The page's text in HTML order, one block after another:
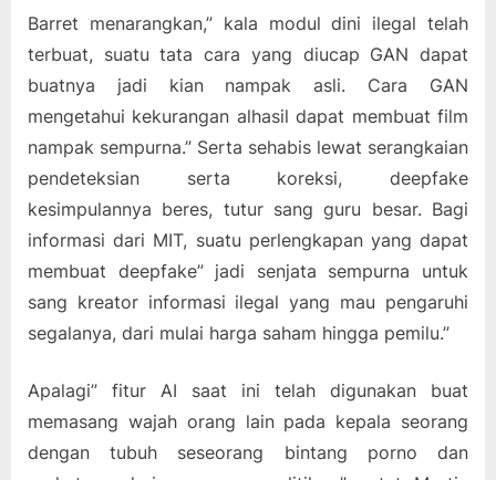
Barret menarangkan,” kala modul dini ilegal telah
terbuat, suatu tata cara yang diucap GAN dapat
buatnya jadi kian nampak asli. Cara GAN
mengetahui kekurangan alhasil dapat membuat film
nampak sempurna.” Serta sehabis lewat serangkaian
pendeteksian serta koreksi, deepfake
kesimpulannya beres, tutur sang guru besar. Bagi
informasi dari MIT, suatu perlengkapan yang dapat
membuat deepfake” jadi senjata sempurna untuk
sang kreator informasi ilegal yang mau pengaruhi
segalanya, dari mulai harga saham hingga pemilu.”
Apalagi” fitur AI saat ini telah digunakan buat
memasang wajah orang lain pada kepala seorang
dengan tubuh seseorang bintang porno dan